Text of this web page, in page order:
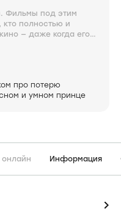
Фильмы под этим
кто полностью и
— даже когда его
насмотрен настолько,
Такого зрителя очень
про потерю
и умном принце
онлайн Информация
icon